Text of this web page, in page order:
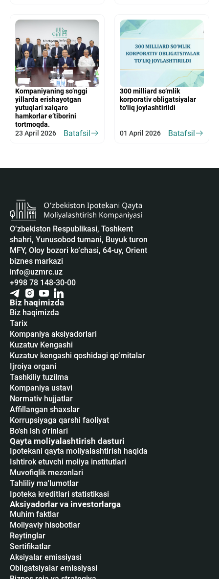
Kompaniyaning so’nggi
yillarda erishayotgan
yutuqlari xalqaro
hamkorlar e’tiborini
tortmoqda.
23 April 2026
Batafsil
300 milliard so‘mlik
korporativ obligatsiyalar
to‘liq joylashtirildi
01 April 2026 Batafsil
O‘zbekiston Respublikasi, Toshkent
shahri, Yunusobod tumani, Buyuk turon
MFY, Oloy bozori ko‘chasi, 64-uy, Orient
biznes markazi
info@uzmrc.uz
+998 78 148-30-00
Biz haqimizda
Biz haqimizda
Tarix
Kompaniya aksiyadorlari
Kuzatuv Kengashi
Kuzatuv kengashi qoshidagi qo‘mitalar
Ijroiya organi
Tashkiliy tuzilma
Kompaniya ustavi
Normativ hujjatlar
Affillangan shaxslar
Korrupsiyaga qarshi faoliyat
Bo'sh ish o'rinlari
Qayta moliyalashtirish dasturi
Ipotekani qayta moliyalashtirish haqida
Ishtirok etuvchi moliya institutlari
Muvofiqlik mezonlari
Tahliliy ma'lumotlar
Ipoteka kreditlari statistikasi
Aksiyadorlar va investorlarga
Muhim faktlar
Moliyaviy hisobotlar
Reytinglar
Sertifikatlar
Аksiyalar emissiyasi
Obligatsiyalar emissiyasi